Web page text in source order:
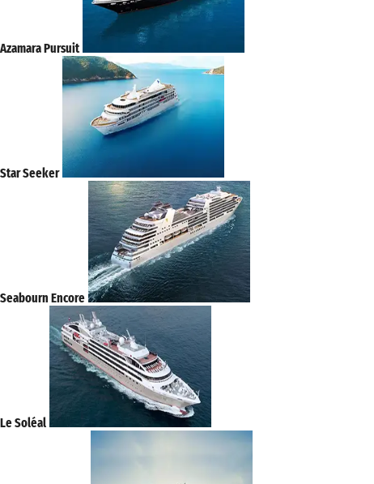
Azamara Pursuit
Star Seeker
Seabourn Encore
Le Soléal